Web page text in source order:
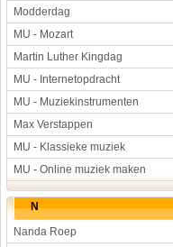
Modderdag
MU - Mozart
Martin Luther Kingdag
MU - Internetopdracht
MU - Muziekinstrumenten
Max Verstappen
MU - Klassieke muziek
MU - Online muziek maken
N
Nanda Roep